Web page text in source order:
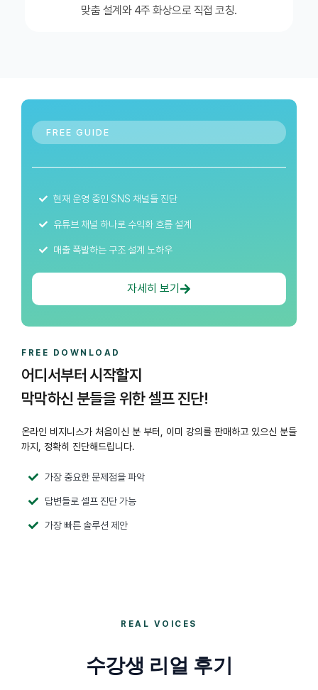
맞춤 설계와 4주 화상으로 직접 코칭.
FREE DOWNLOAD
어디서부터 시작할지
막막하신 분들을 위한 셀프 진단!
온라인 비지니스가 처음이신 분 부터, 이미 강의를 판매하고 있으신 분들
까지, 정확히 진단해드립니다.
가장 중요한 문제점을 파악
답변들로 셀프 진단 가능
가장 빠른 솔루션 제안
FREE GUIDE
현재 운영 중인 SNS 채널들 진단
유튜브 채널 하나로 수익화 흐름 설계
매출 폭발하는 구조 설계 노하우
자세히 보기
REAL VOICES
수강생 리얼 후기